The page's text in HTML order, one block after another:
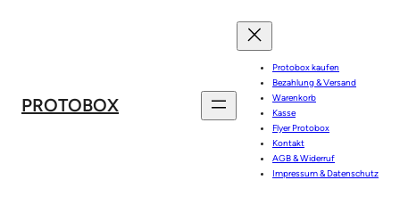
PROTOBOX
Protobox kaufen
Bezahlung & Versand
Warenkorb
Kasse
Flyer Protobox
Kontakt
AGB & Widerruf
Impressum & Datenschutz